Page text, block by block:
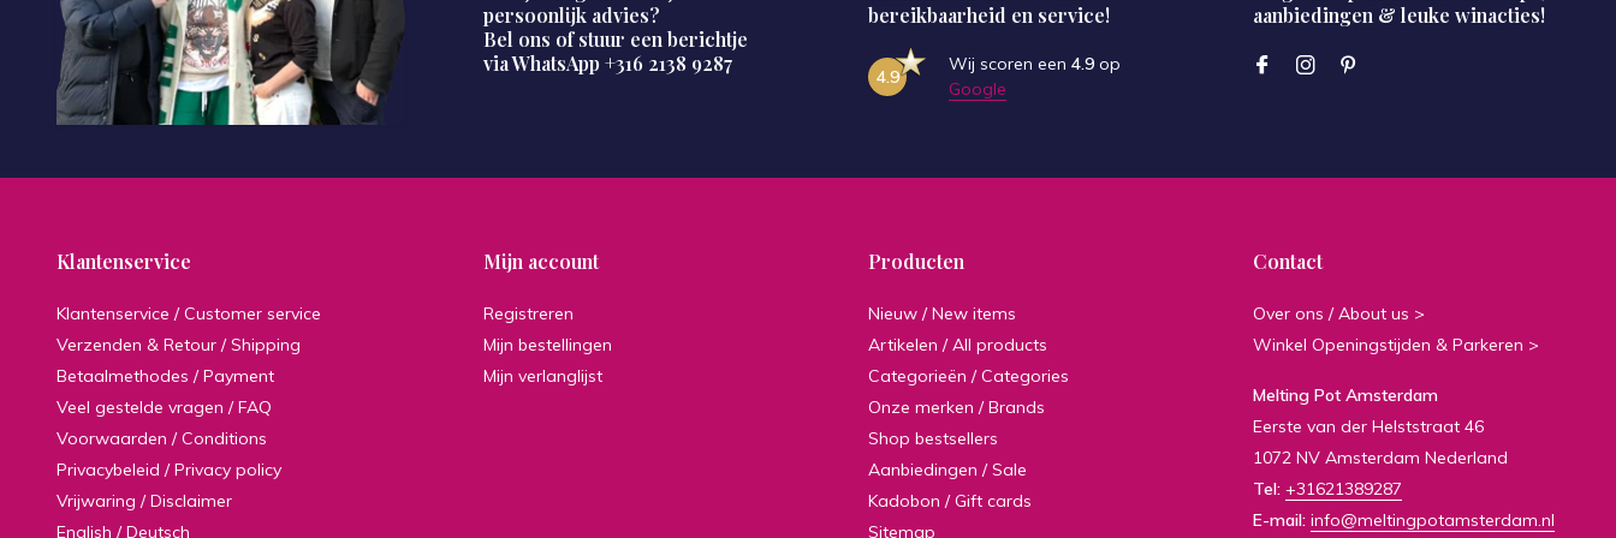
persoonlijk advies?
Bel ons of stuur een berichtje
via WhatsApp +316 2138 9287
bereikbaarheid en service!
4.9
Wij scoren een 4.9 op
Google
aanbiedingen & leuke winacties!
Klantenservice
Klantenservice / Customer service
Verzenden & Retour / Shipping
Betaalmethodes / Payment
Veel gestelde vragen / FAQ
Voorwaarden / Conditions
Privacybeleid / Privacy policy
Vrijwaring / Disclaimer
English / Deutsch
Mijn account
Registreren
Mijn bestellingen
Mijn verlanglijst
Producten
Nieuw / New items
Artikelen / All products
Categorieën / Categories
Onze merken / Brands
Shop bestsellers
Aanbiedingen / Sale
Kadobon / Gift cards
Sitemap
Contact
Over ons / About us >
Winkel Openingstijden & Parkeren >
Melting Pot Amsterdam
Eerste van der Helststraat 46
1072 NV Amsterdam Nederland
Tel: +31621389287
E-mail: info@meltingpotamsterdam.nl